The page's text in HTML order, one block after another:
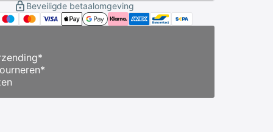
Beveiligde betaalomgeving
*
*